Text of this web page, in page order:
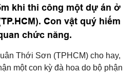
khi thi công một dự án ở
Con vật quý hiếm
chức năng.
Thới Sơn (TPHCM) cho hay,
một con kỳ đà hoa do bộ phận